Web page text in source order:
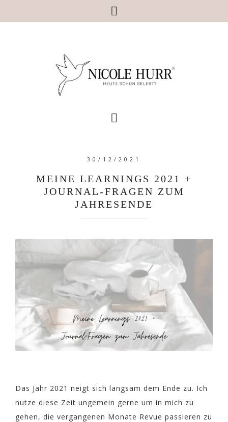
30/12/2021
MEINE LEARNINGS 2021 +
JOURNAL-FRAGEN ZUM
JAHRESENDE
Das Jahr 2021 neigt sich langsam dem Ende zu. Ich
nutze diese Zeit ungemein gerne um in mich zu
gehen, die vergangenen Monate Revue passieren zu